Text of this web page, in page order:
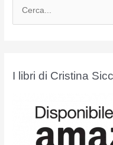
I libri di Cristina